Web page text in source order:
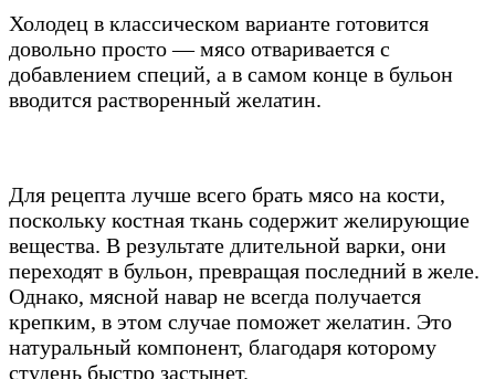
Холодец в классическом варианте готовится
довольно просто — мясо отваривается с
добавлением специй, а в самом конце в бульон
вводится растворенный желатин.
Для рецепта лучше всего брать мясо на кости,
поскольку костная ткань содержит желирующие
вещества. В результате длительной варки, они
переходят в бульон, превращая последний в желе.
Однако, мясной навар не всегда получается
крепким, в этом случае поможет желатин. Это
натуральный компонент, благодаря которому
студень быстро застынет.